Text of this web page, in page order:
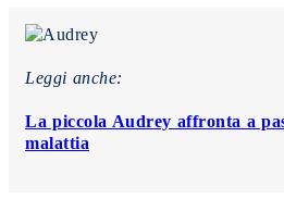
Leggi anche:
La piccola Audrey affronta a
malattia